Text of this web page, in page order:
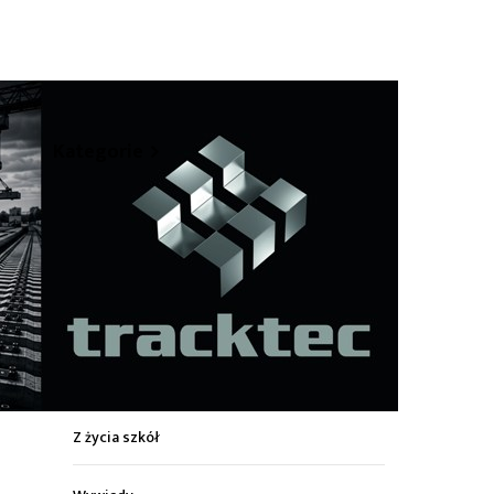
Z życia miasta
Kultura
Z życia szkół